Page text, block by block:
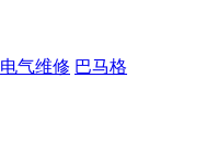
电气维修 巴马格